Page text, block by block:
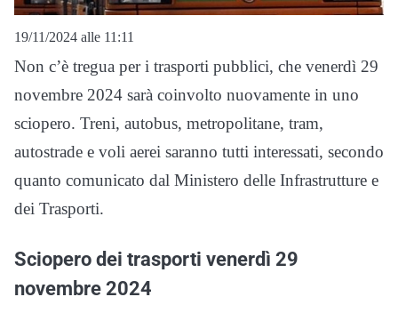
19/11/2024 alle 11:11
Non c’è tregua per i trasporti pubblici, che venerdì 29
novembre 2024 sarà coinvolto nuovamente in uno
sciopero. Treni, autobus, metropolitane, tram,
autostrade e voli aerei saranno tutti interessati, secondo
quanto comunicato dal Ministero delle Infrastrutture e
dei Trasporti.
Sciopero dei trasporti venerdì 29
novembre 2024